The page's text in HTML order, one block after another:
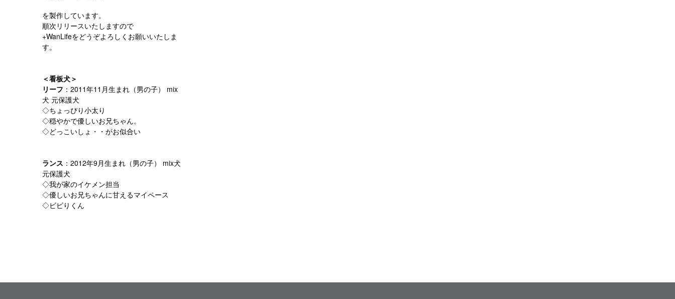
を製作しています。
順次リリースいたしますので
+WanLifeをどうぞよろしくお願いいたしま
す。
＜看板犬＞
リーフ ：2011年11月生まれ（男の子） mix
犬 元保護犬
◇ちょっぴり小太り
◇穏やかで優しいお兄ちゃん。
◇どっこいしょ・・がお似合い
ランス ：2012年9月生まれ（男の子） mix犬
元保護犬
◇我が家のイケメン担当
◇優しいお兄ちゃんに甘えるマイペース
◇ビビりくん